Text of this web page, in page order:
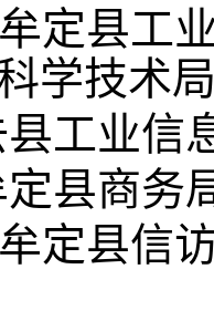
定县工
学技术
工业信
县商务
定县信